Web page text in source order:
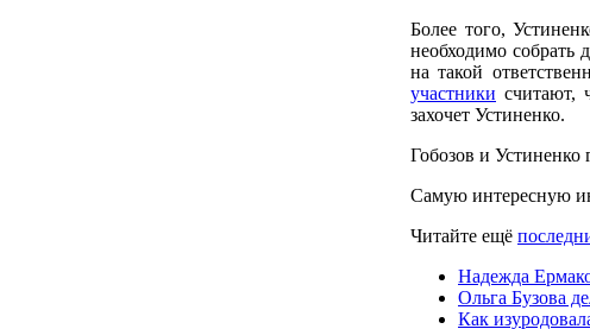
Более того,
необходимо собрать
на такой
участники считают,
захочет Устиненко.
Гобозов и
Самую интересную
Читайте ещё
Надежда
Ольга Бузова
Как